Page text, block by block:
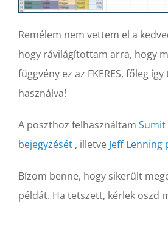
Remélem nem vettem el a
hogy rávilágítottam arra, hogy
függvény ez az FKERES, főleg
használva!
A poszthoz felhasználtam Sumit
bejegyzését , illetve Jeff Lenning
Bízom benne, hogy sikerült
példát. Ha tetszett, kérlek oszd